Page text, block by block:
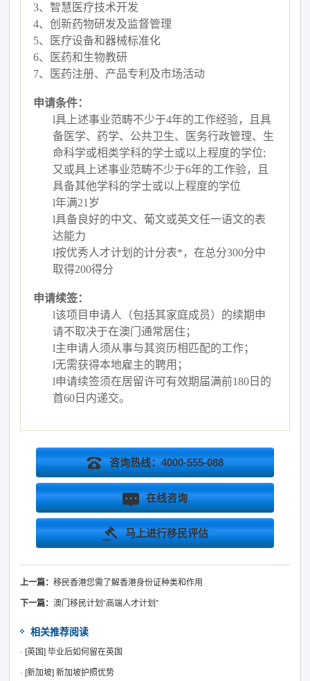
3、智慧医疗技术开发
4、创新药物研发及监督管理
5、
医疗设备和器械标准化
6、
医药和生物教研
7、
医药注册、产品专利及市场活动
申请条件：
l具上述事业范畴不少于4年的工作经验，且具
备医学、药学、公共卫生、医务行政管理、生
命科学或相类学科的学士或以上程度的学位;
又或具上述事业范畴不少于6年的工作验，且
具备其他学科的学士或以上程度的学位
l年满21岁
l具备良好的中文、葡文或英文任一语文的表
达能力
l按优秀人才计划的计分表*，在总分300分中
取得200得分
申请续签：
l该项目申请人（包括其家庭成员）的续期申
请不取决于在澳门通常居住；
l主申请人须从事与其资历相匹配的工作；
l无需获得本地雇主的聘用；
l申请续签须在居留许可有效期届满前180日的
首60日内递交。
咨询热线：4000-555-088
在线咨询
马上进行移民评估
上一篇：移民香港您需了解香港身份证种类和作用
下一篇：澳门移民计划“高端人才计划”
相关推荐阅读
· [英国] 毕业后如何留在英国
· [新加坡] 新加坡护照优势